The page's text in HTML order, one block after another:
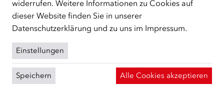
Über den ÖIF
Organigramm
Presse
Informationen erhalten
widerrufen. Weitere Informationen zu Cookies auf
dieser Website finden Sie in unserer
Datenschutzerklärung und zu uns im Impressum.
Einstellungen
Speichern Alle Cookies akzeptieren